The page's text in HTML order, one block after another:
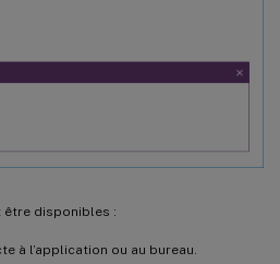
être disponibles :
à l’application ou au bureau.